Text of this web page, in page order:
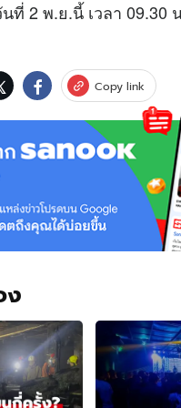
ที่ 2 พ.ย.นี้ เวลา 09.30
Copy link
ง